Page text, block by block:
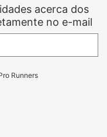
acerca dos
no e-mail
Runners